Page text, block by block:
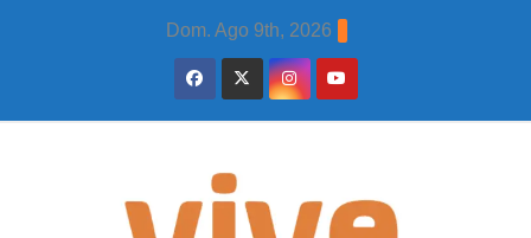
Dom. Ago 9th, 2026